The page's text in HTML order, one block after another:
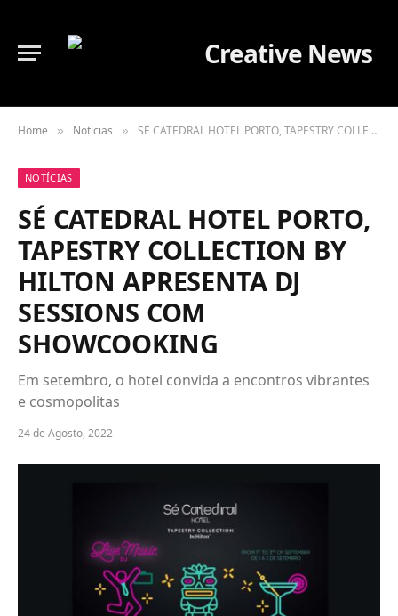
Home » Notícias » SÉ CATEDRAL HOTEL PORTO, TAPESTRY COLLECTION BY HILTON APRESENTA DJ SESSIONS COM SHOWCOOKING
NOTÍCIAS
SÉ CATEDRAL HOTEL PORTO,
TAPESTRY COLLECTION BY
HILTON APRESENTA DJ
SESSIONS COM
SHOWCOOKING
Em setembro, o hotel convida a encontros vibrantes
e cosmopolitas
24 de Agosto, 2022